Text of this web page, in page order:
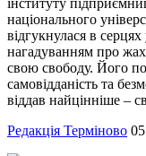
інституту
національного
відгукнулася в
нагадуванням про
свою свободу. Його
самовідданість та
віддав найцінніше –
Редакція Терміново